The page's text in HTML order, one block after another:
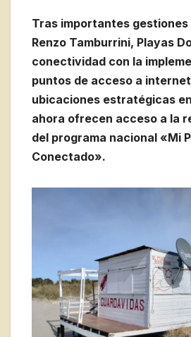
Tras importantes
Renzo Tamburrini, Playas
conectividad con la
puntos de acceso a
ubicaciones estratégicas
ahora ofrecen acceso a la
del programa nacional «Mi
Conectado».